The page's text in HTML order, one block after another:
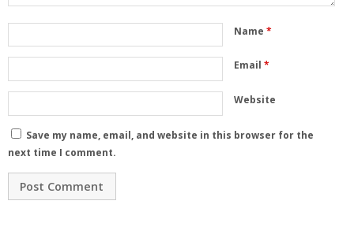
Name *
Email *
Website
Save my name, email, and website in this browser for the
next time I comment.